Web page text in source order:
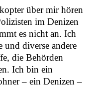
über mir hören
im Denizen
es nicht an. Ich
und diverse andere
die Behörden
Ich bin ein
– ein Denizen –